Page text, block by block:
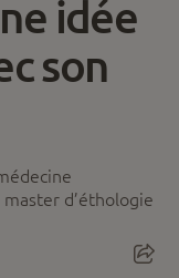
idée
son
d’éthologie